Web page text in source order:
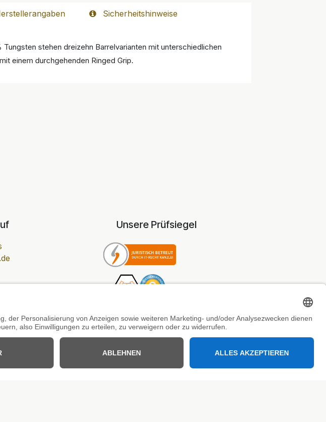
Sicherheitshinweise
stehen dreizehn Barrelvarianten mit unterschiedlichen
einem durchgehenden Ringed Grip.
Unsere Prüfsiegel